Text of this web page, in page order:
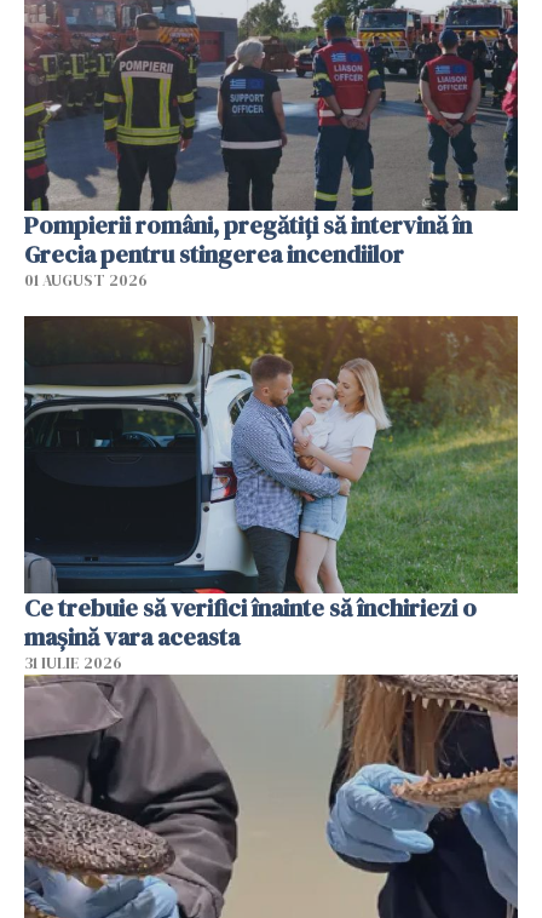
Pompierii români, pregătiţi să intervină în
Grecia pentru stingerea incendiilor
01 AUGUST 2026
Ce trebuie să verifici înainte să închiriezi o
mașină vara aceasta
31 IULIE 2026